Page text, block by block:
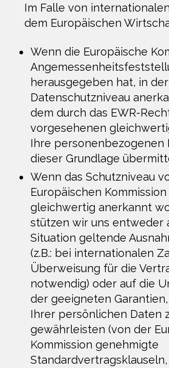
Im Falle von
dem Europäischen
Wenn die Europäische
herausgegeben hat, in
Datenschutzniveau
dem durch das EWR-
vorgesehenen
Ihre personenbezogenen
dieser Grundlage
Wenn das Schutzniveau
Europäischen
gleichwertig anerkannt
stützen wir uns entweder
Situation geltende
(z.B.: bei internationalen
Überweisung für die
notwendig) oder auf die
der geeigneten
Ihrer persönlichen Daten
gewährleisten (von der
Kommission genehmigte